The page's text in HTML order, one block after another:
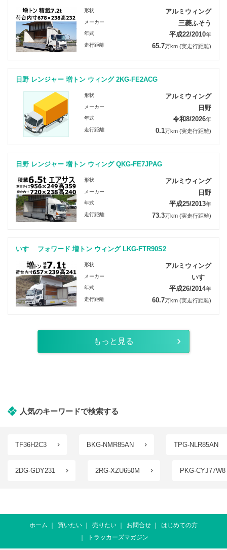
形状 アルミウィング
メーカー 三菱ふそう
年式 平成22/2010年
走行距離 65.7万km (実走行距離)
日野 レンジャー 増トン ウィング 2KG-FE2ACG
形状 アルミウィング
メーカー 日野
年式 令和8/2026年
走行距離 0.1万km (実走行距離)
日野 レンジャー 増トン ウィング QKG-FE7JPAG
形状 アルミウィング
メーカー 日野
年式 平成25/2013年
走行距離 73.3万km (実走行距離)
いすゞ フォワード 増トン ウィング LKG-FTR90S2
形状 アルミウィング
メーカー いすゞ
年式 平成26/2014年
走行距離 60.7万km (実走行距離)
もっと見る
人気のキーワードで検索する
TF36H2C3 BKG-NMR85AN TPG-NLR85AN
2DG-GDY231 2RG-XZU650M PKG-CYJ77W8
ホーム 買いたい 売りたい お問合せ
はじめての方
トラッカーズマガジン